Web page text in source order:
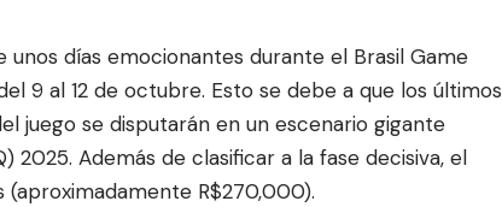
unos días emocionantes durante el Brasil Game
9 al 12 de octubre. Esto se debe a que los últimos
juego se disputarán en un escenario gigante
2025. Además de clasificar a la fase decisiva, el
R$270,000).